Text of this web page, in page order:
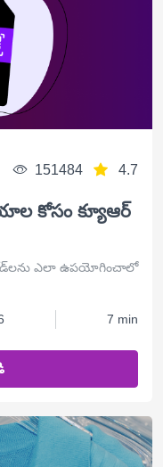
151484 4.7
కోసం క్యూఆర్
ఎలా ఉపయోగించాలో
7 min